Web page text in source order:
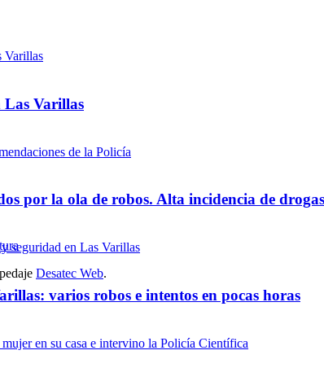
Las Varillas
por la ola de robos. Alta incidencia de
varios robos e intentos en pocas horas
Desatec Web.